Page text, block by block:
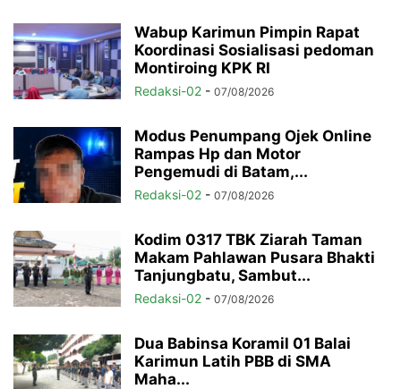
Wabup Karimun Pimpin Rapat
Koordinasi Sosialisasi pedoman
Montiroing KPK RI
Redaksi-02 - 07/08/2026
Modus Penumpang Ojek Online
Rampas Hp dan Motor
Pengemudi di Batam,...
Redaksi-02 - 07/08/2026
Kodim 0317 TBK Ziarah Taman
Makam Pahlawan Pusara Bhakti
Tanjungbatu, Sambut...
Redaksi-02 - 07/08/2026
Dua Babinsa Koramil 01 Balai
Karimun Latih PBB di SMA
Maha...